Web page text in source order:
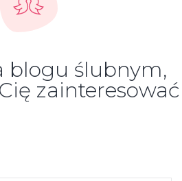
blogu ślubnym,
zainteresować